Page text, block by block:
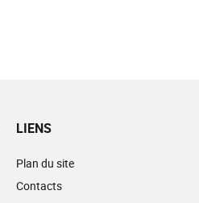
LIENS
Plan du site
Contacts